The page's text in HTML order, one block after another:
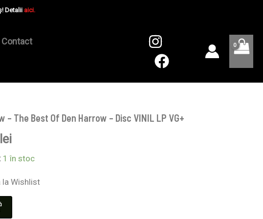
Detalii aici.
Contact
– The Best Of Den Harrow – Disc VINIL LP VG+
lei
1 în stoc
la Wishlist
Harrow
Disc
VINIL